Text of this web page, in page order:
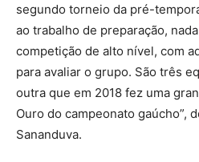
segundo torneio da pré-
ao trabalho de preparação,
competição de alto nível, com
para avaliar o grupo. São três
outra que em 2018 fez uma
Ouro do campeonato gaúcho”,
Sananduva.